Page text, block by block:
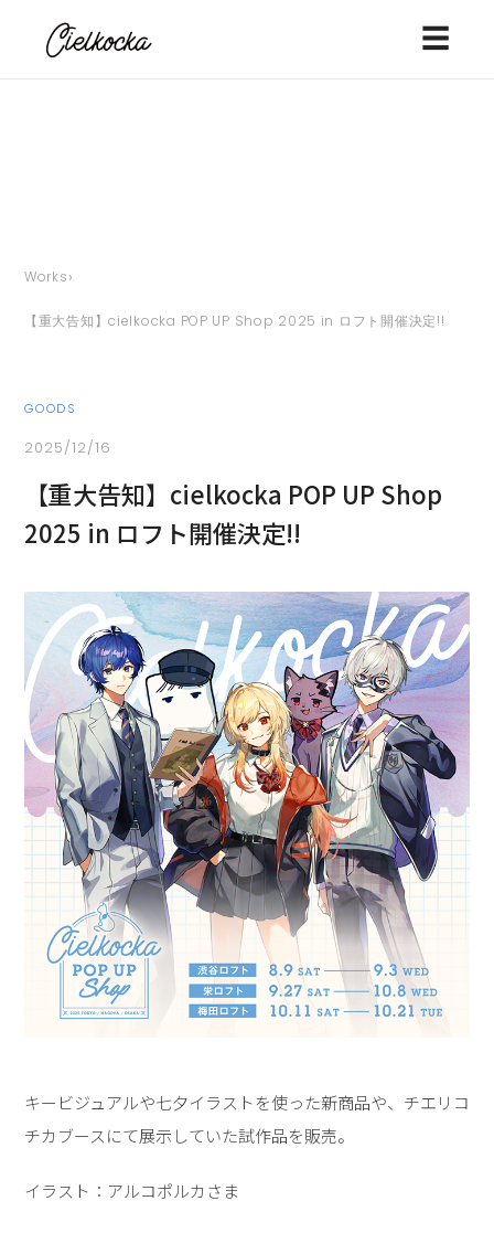
☰
Works›
【重大告知】cielkocka POP UP Shop 2025 in ロフト開催決定!!
GOODS
2025/12/16
【重大告知】cielkocka POP UP Shop
2025 in ロフト開催決定!!
キービジュアルや七夕イラストを使った新商品や、チエリコ
チカブースにて展示していた試作品を販売。
イラスト：アルコポルカさま